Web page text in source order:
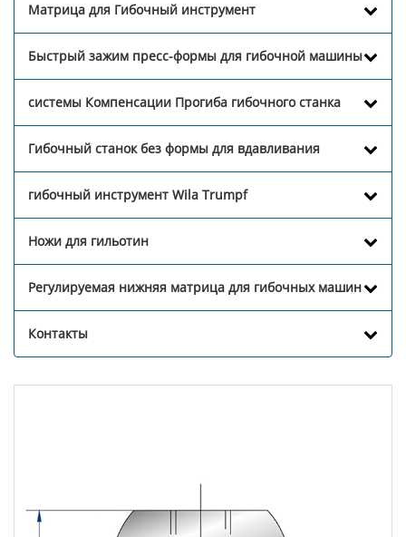
Матрица для Гибочный инструмент
Быстрый зажим пресс-формы для гибочной машины
системы Компенсации Прогиба гибочного станка
Гибочный станок без формы для вдавливания
гибочный инструмент Wila Trumpf
Ножи для гильотин
Регулируемая нижняя матрица для гибочных машин
Контакты